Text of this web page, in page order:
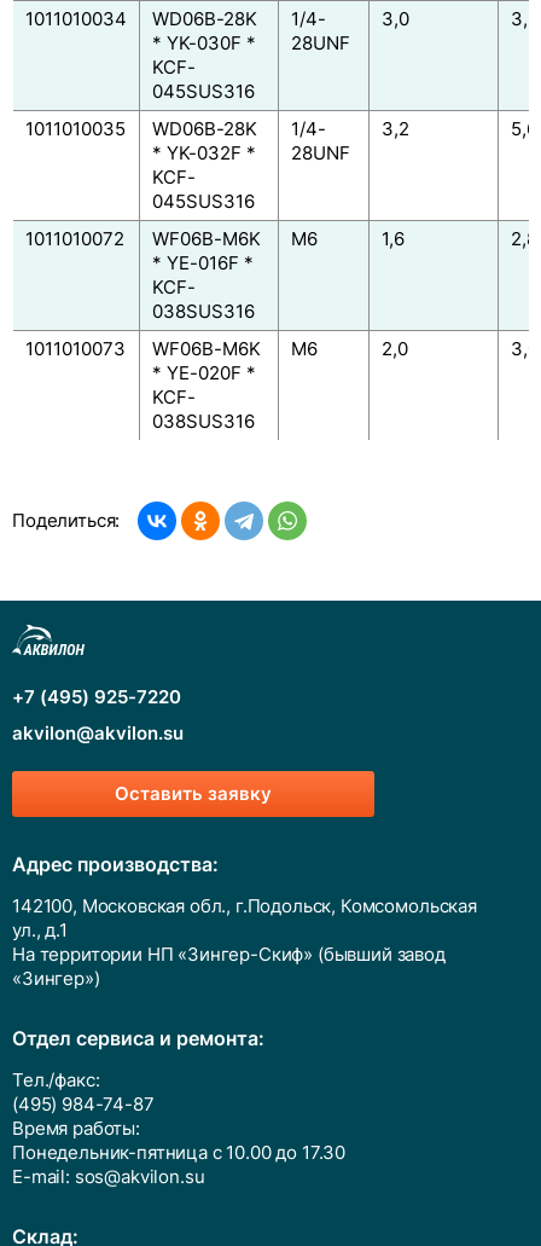
1011010034
WD06B-28K
* YK-030F *
KCF-
045SUS316
1/4-
28UNF
3,0
1011010035
WD06B-28K
* YK-032F *
KCF-
045SUS316
1/4-
28UNF
3,2
1011010072
WF06B-M6K
* YE-016F *
KCF-
038SUS316
M6 1,6
1011010073
WF06B-M6K
* YE-020F *
KCF-
038SUS316
M6 2,0
Поделиться:
Оставить заявку
+7 (495) 925-7220
akvilon@akvilon.su
Адрес производства:
142100, Московская обл., г.Подольск, Комсомольская
ул., д.1
На территории НП «Зингер-Скиф» (бывший завод
«Зингер»)
Отдел сервиса и ремонта:
Тел./факс:
(495) 984-74-87
Время работы:
Понедельник-пятница с 10.00 до 17.30
E-mail: sos@akvilon.su
Cклад: